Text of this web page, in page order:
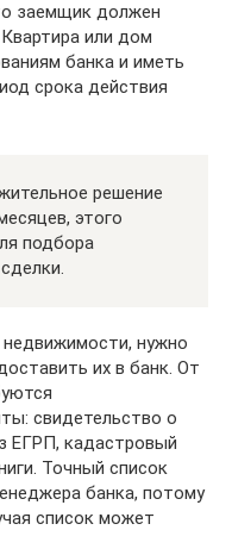
заемщик должен
или дом
банка и иметь
срока действия
решение
этого
подбора
нужно
их в банк. От
свидетельство о
ЕГРП, кадастровый
Точный список
банка, потому
список может